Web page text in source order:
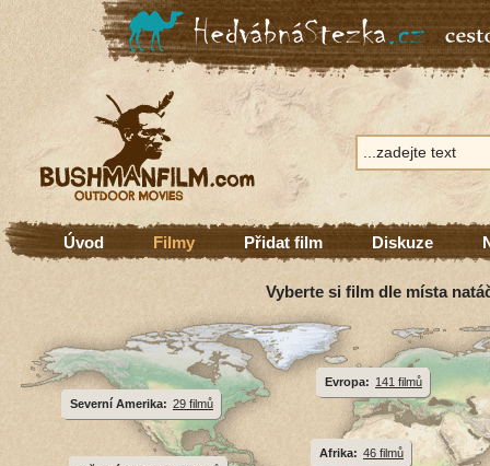
Úvod Filmy Přidat film Diskuze
Vyberte si film dle místa
Afrika: 46 filmů
Evropa: 141 filmů
Severní Amerika: 29 filmů